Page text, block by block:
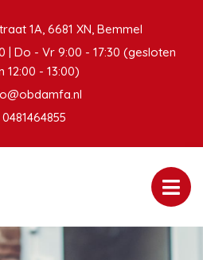
1A, 6681 XN, Bemmel
| Do - Vr 9:00 - 17:30 (gesloten
12:00 - 13:00)
0481464855